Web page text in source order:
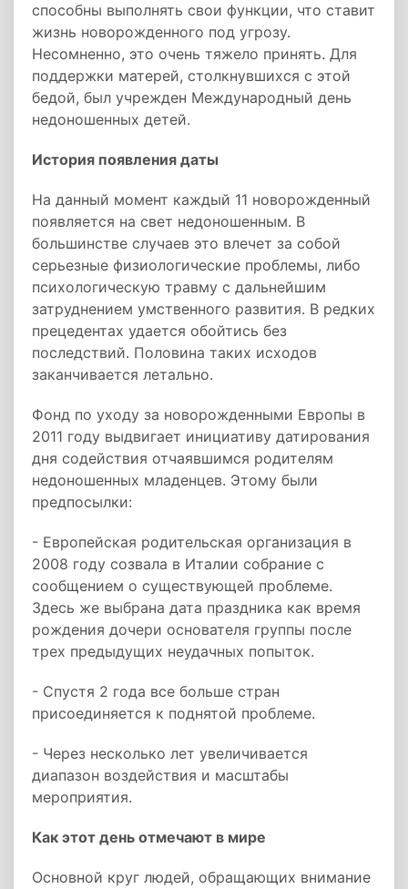
способны выполнять свои функции, что ставит
жизнь новорожденного под угрозу.
Несомненно, это очень тяжело принять. Для
поддержки матерей, столкнувшихся с этой
бедой, был учрежден Международный день
недоношенных детей.
История появления даты
На данный момент каждый 11 новорожденный
появляется на свет недоношенным. В
большинстве случаев это влечет за собой
серьезные физиологические проблемы, либо
психологическую травму с дальнейшим
затруднением умственного развития. В редких
прецедентах удается обойтись без
последствий. Половина таких исходов
заканчивается летально.
Фонд по уходу за новорожденными Европы в
2011 году выдвигает инициативу датирования
дня содействия отчаявшимся родителям
недоношенных младенцев. Этому были
предпосылки:
- Европейская родительская организация в
2008 году созвала в Италии собрание с
сообщением о существующей проблеме.
Здесь же выбрана дата праздника как время
рождения дочери основателя группы после
трех предыдущих неудачных попыток.
- Спустя 2 года все больше стран
присоединяется к поднятой проблеме.
- Через несколько лет увеличивается
диапазон воздействия и масштабы
мероприятия.
Как этот день отмечают в мире
Основной круг людей, обращающих внимание